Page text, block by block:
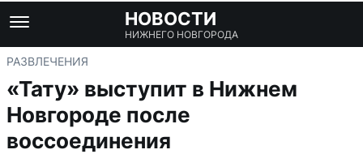
НОВОСТИ
НИЖНЕГО НОВГОРОДА
РАЗВЛЕЧЕНИЯ
«Тату» выступит в Нижнем
Новгороде после
воссоединения